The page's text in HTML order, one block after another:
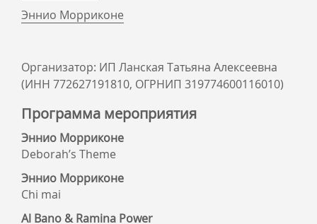
Эннио Морриконе
Организатор: ИП Ланская Татьяна Алексеевна
(ИНН 772627191810, ОГРНИП 319774600116010)
Программа мероприятия
Эннио Морриконе
Deborah’s Theme
Эннио Морриконе
Chi mai
Al Bano & Ramina Power